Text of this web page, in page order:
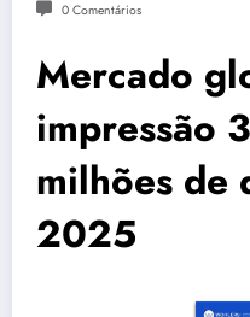
0 Comentários
Mercado
impressão
milhões de
2025